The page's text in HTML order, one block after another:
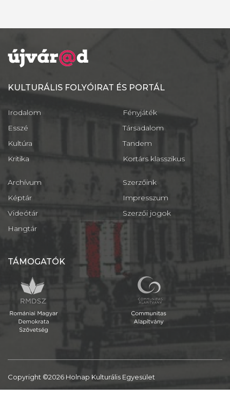
KULTURÁLIS FOLYÓIRAT ÉS PORTÁL
Irodalom
Esszé
Kultúra
Kritika
Fényjáték
Társadalom
Tandem
Kortárs klasszikus
Archívum
Képtár
Videótár
Hangtár
Szerzőink
Impresszum
Szerzői jogok
TÁMOGATÓK
Copyright ©2026 Holnap Kulturális Egyesület